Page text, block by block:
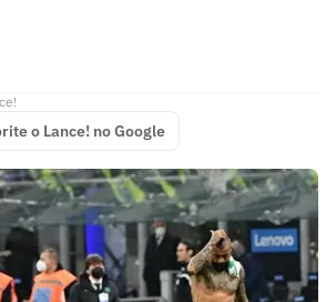
o Lance! no Google